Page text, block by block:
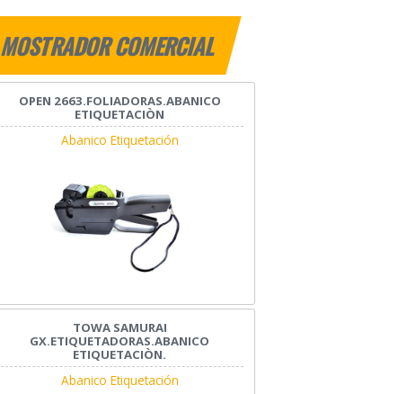
MOSTRADOR COMERCIAL
OPEN 2663.FOLIADORAS.ABANICO
ETIQUETACIÒN
Abanico Etiquetación
TOWA SAMURAI
GX.ETIQUETADORAS.ABANICO
ETIQUETACIÒN.
Abanico Etiquetación